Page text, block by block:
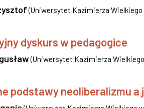
(Uniwersytet Kazimierza
dyskurs w pedagogice
(Uniwersytet Kazimierza
podstawy neoliberalizmu a